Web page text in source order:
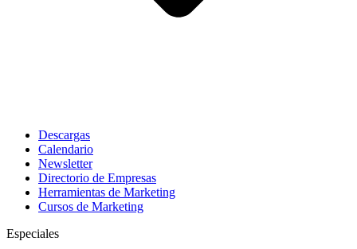
Descargas
Calendario
Newsletter
Directorio de Empresas
Herramientas de Marketing
Cursos de Marketing
Especiales